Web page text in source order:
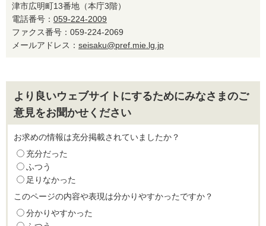
津市広明町13番地（本庁3階）
電話番号： 059-224-2009
ファクス番号：059-224-2069
メールアドレス： seisaku@pref.mie.lg.jp
より良いウェブサイトにするためにみなさまのご
意見をお聞かせください
お求めの情報は充分掲載されていましたか？
充分だった
ふつう
足りなかった
このページの内容や表現は分かりやすかったですか？
分かりやすかった